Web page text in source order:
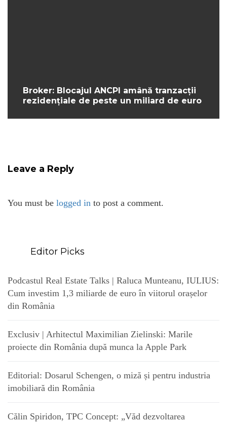
Broker: Blocajul ANCPI amână tranzacții
rezidențiale de peste un miliard de euro
Leave a Reply
You must be logged in to post a comment.
Editor Picks
Podcastul Real Estate Talks | Raluca Munteanu, IULIUS:
Cum investim 1,3 miliarde de euro în viitorul orașelor
din România
Exclusiv | Arhitectul Maximilian Zielinski: Marile
proiecte din România după munca la Apple Park
Editorial: Dosarul Schengen, o miză și pentru industria
imobiliară din România
Călin Spiridon, TPC Concept: „Văd dezvoltarea